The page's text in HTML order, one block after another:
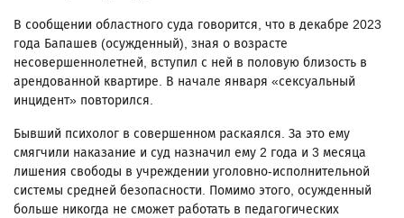
В сообщении областного суда говорится, что в декабре 2023
года Бапашев (осужденный), зная о возрасте
несовершеннолетней, вступил с ней в половую близость в
арендованной квартире. В начале января «сексуальный
инцидент» повторился.
Бывший психолог в совершенном раскаялся. За это ему
смягчили наказание и суд назначил ему 2 года и 3 месяца
лишения свободы в учреждении уголовно-исполнительной
системы средней безопасности. Помимо этого, осужденный
больше никогда не сможет работать в педагогических